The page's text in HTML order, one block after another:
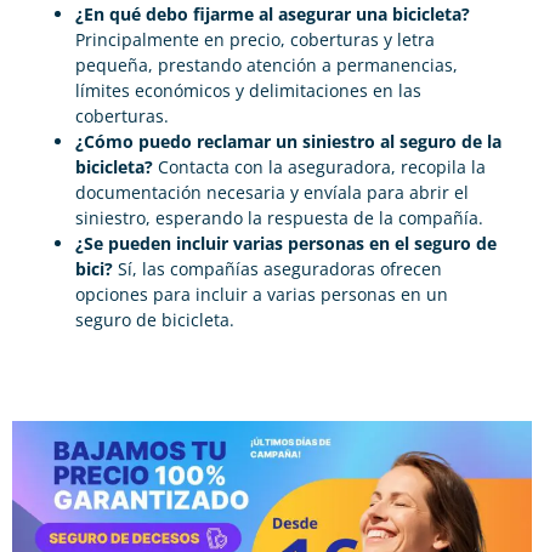
¿En qué debo fijarme al asegurar una bicicleta?
Principalmente en precio, coberturas y letra
pequeña, prestando atención a permanencias,
límites económicos y delimitaciones en las
coberturas.
¿Cómo puedo reclamar un siniestro al seguro de la
bicicleta? Contacta con la aseguradora, recopila la
documentación necesaria y envíala para abrir el
siniestro, esperando la respuesta de la compañía.
¿Se pueden incluir varias personas en el seguro de
bici? Sí, las compañías aseguradoras ofrecen
opciones para incluir a varias personas en un
seguro de bicicleta.